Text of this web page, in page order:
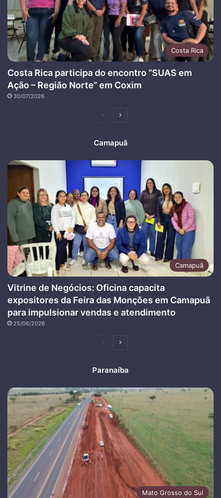
Costa Rica
Costa Rica participa do encontro “SUAS em
Ação – Região Norte” em Coxim
30/07/2026
PáginaPróxima
Camapuã
Camapuã
Vitrine de Negócios: Oficina capacita
expositores da Feira das Monções em Camapuã
para impulsionar vendas e atendimento
25/06/2026
PáginaPróxima
Paranaíba
Mato Grosso do Sul